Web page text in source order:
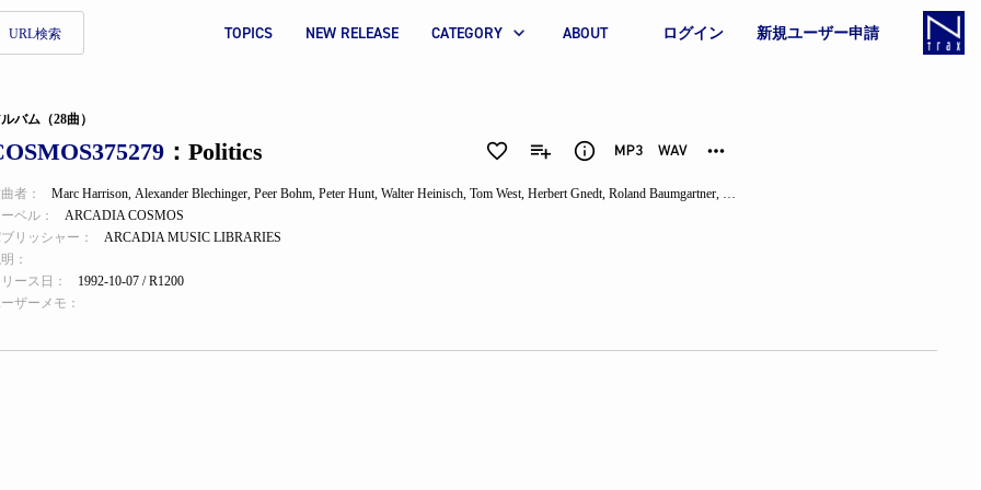
URL検索 TOPICS NEW RELEASE CATEGORY ABOUT ログイン 新規ユーザー申請
バム（28曲）
：Politics
者： Marc Harrison, Alexander Blechinger, Peer Bohm, Peter Hunt, Walter Heinisch, Tom West, Herbert Gnedt, Roland Baumgartner, Eric Stone
ベル：
ARCADIA COSMOS
リッシャー：
ARCADIA MUSIC LIBRARIES
：
ース日：
1992-10-07 / R1200
ザーメモ：